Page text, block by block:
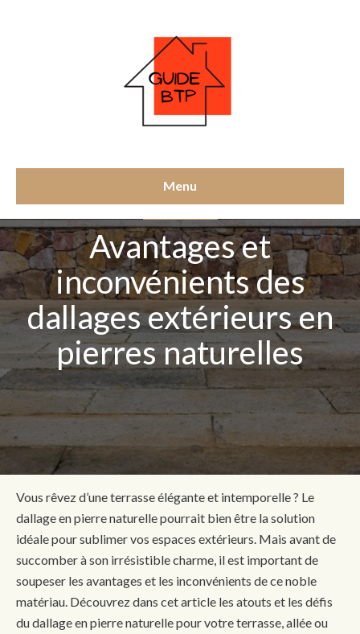
Menu
Avantages et
inconvénients des
dallages extérieurs en
pierres naturelles
Vous rêvez d’une terrasse élégante et intemporelle ? Le
dallage en pierre naturelle pourrait bien être la solution
idéale pour sublimer vos espaces extérieurs. Mais avant de
succomber à son irrésistible charme, il est important de
soupeser les avantages et les inconvénients de ce noble
matériau. Découvrez dans cet article les atouts et les défis
du dallage en pierre naturelle pour votre terrasse, allée ou